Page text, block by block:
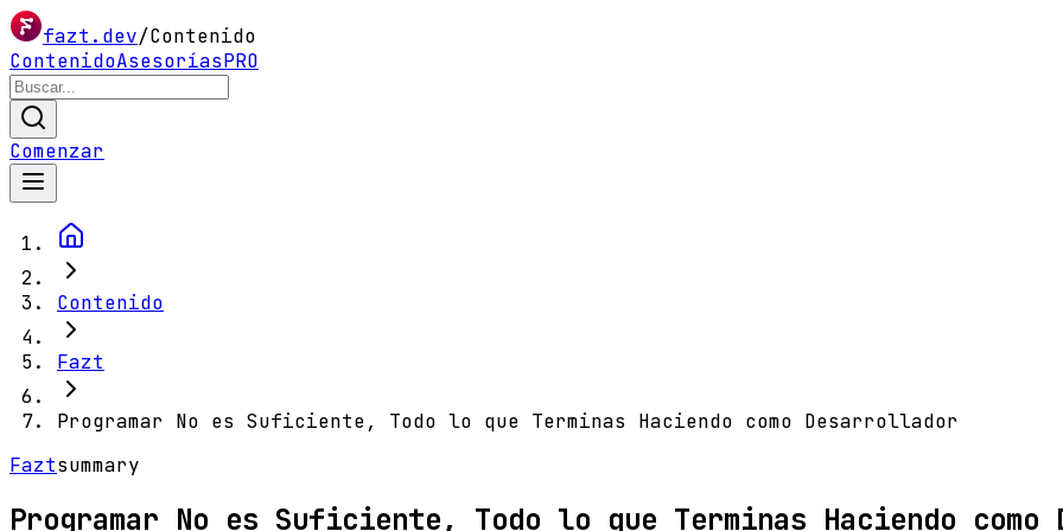
fazt.dev/Contenido
ContenidoAsesoríasPRO
Comenzar
Contenido
Fazt
Programar No es Suficiente, Todo lo que Terminas Haciendo como Desarrollador
Faztsummary
Programar No es Suficiente, Todo lo que Terminas Haciendo